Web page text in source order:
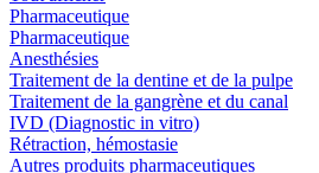
Pharmaceutique
Pharmaceutique
Anesthésies
Traitement de la dentine et de la pulpe
Traitement de la gangrène et du canal
IVD (Diagnostic in vitro)
Rétraction, hémostasie
Autres produits pharmaceutiques